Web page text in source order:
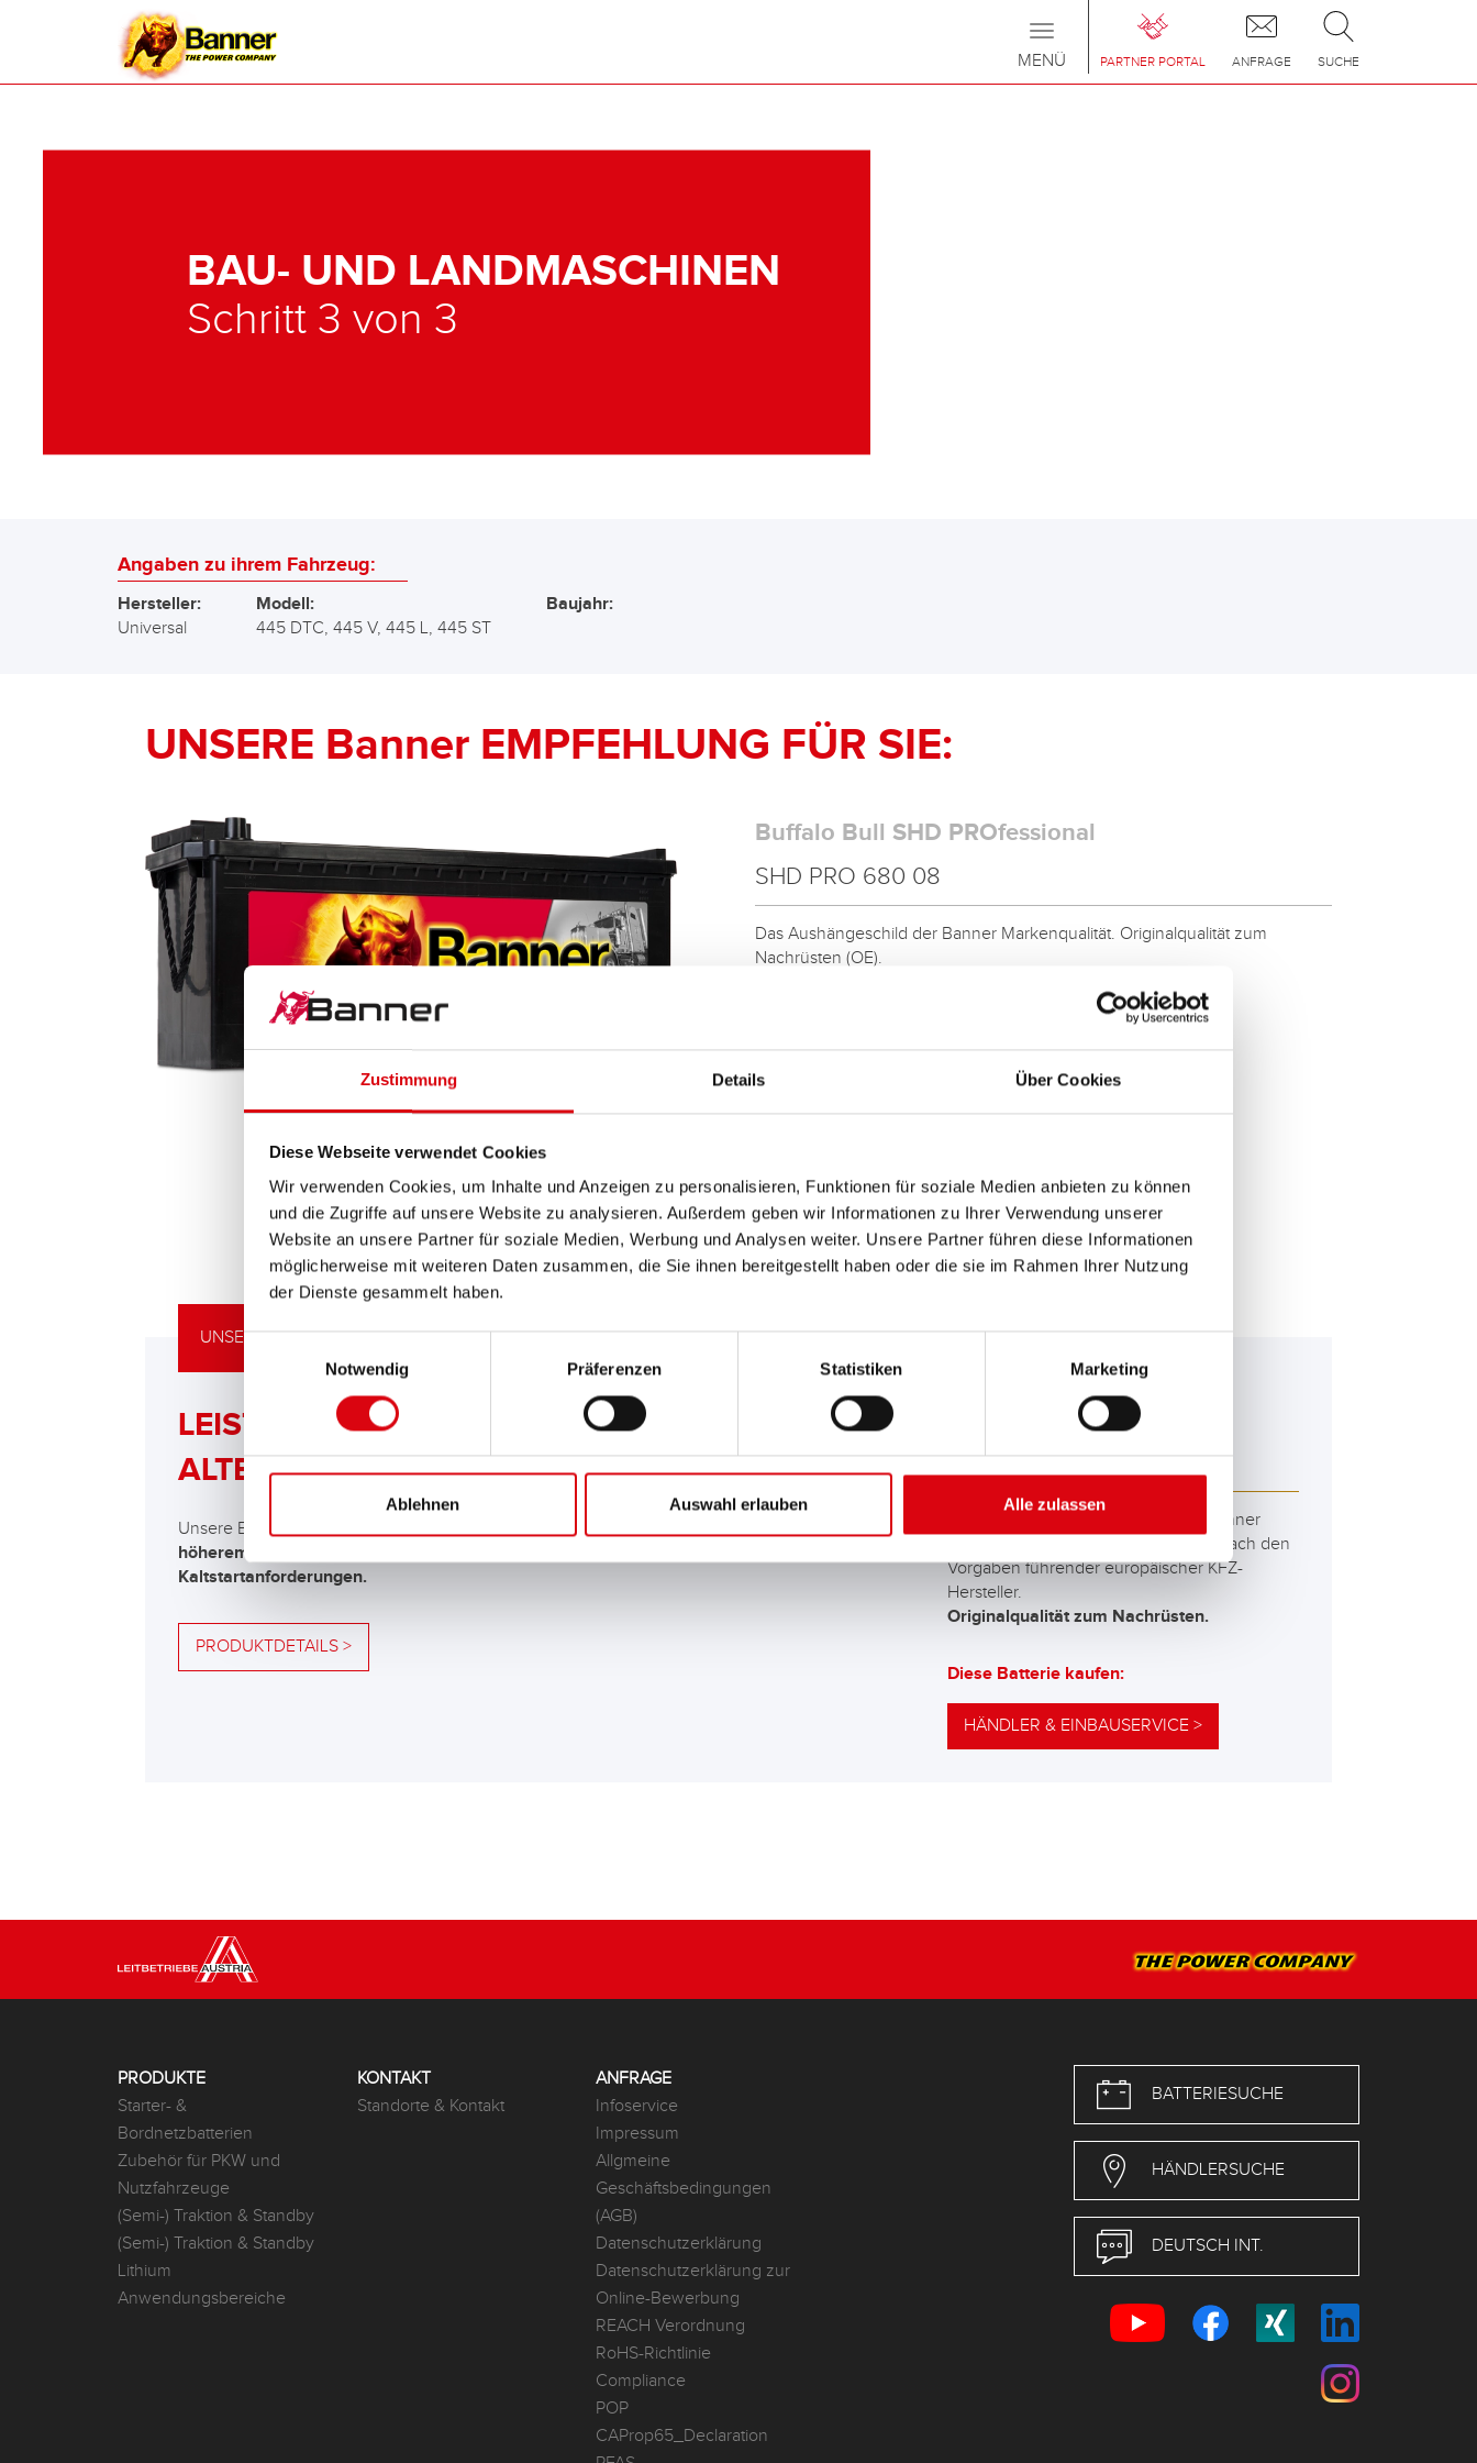
Zustimmung Details Über Cookies
Diese Webseite verwendet Cookies
Wir verwenden Cookies, um Inhalte und Anzeigen zu personalisieren, Funktionen für soziale Medien anbieten zu können
und die Zugriffe auf unsere Website zu analysieren. Außerdem geben wir Informationen zu Ihrer Verwendung unserer
Website an unsere Partner für soziale Medien, Werbung und Analysen weiter. Unsere Partner führen diese Informationen
möglicherweise mit weiteren Daten zusammen, die Sie ihnen bereitgestellt haben oder die sie im Rahmen Ihrer Nutzung
der Dienste gesammelt haben.
Notwendig
Präferenzen Statistiken Marketing
Ablehnen Auswahl erlauben Alle zulassen
PARTNER PORTAL ANFRAGE SUCHE
Toggle
navigation
MENÜ
BAU- UND LANDMASCHINEN
Schritt 3 von 3
Angaben zu ihrem Fahrzeug:
Hersteller:
Universal
Modell:
445 DTC, 445 V, 445 L, 445 ST
Baujahr:
UNSERE Banner EMPFEHLUNG FÜR SIE:
Buffalo Bull SHD PROfessional
SHD PRO 680 08
Das Aushängeschild der Banner Markenqualität. Originalqualität zum
Nachrüsten (OE).
LEISTUNGSSTARKE
ALTERNATIVE
Unsere Empfehlung für Fahrzeuge mit
höherem Energiebedarf bzw. höheren
Kaltstartanforderungen.
PRODUKTDETAILS >
Buffalo Bull EFB
EFB 690 17
Die besten und leistungsfähigsten Banner
Batterien. Leistungsgesteigert exakt nach den
Vorgaben führender europäischer KFZ-
Hersteller.
Originalqualität zum Nachrüsten.
Diese Batterie kaufen:
HÄNDLER & EINBAUSERVICE >
UNSERE UPGRADING EMPFEHLUNG
PRODUKTE
Starter- &
Bordnetzbatterien
Zubehör für PKW und
Nutzfahrzeuge
(Semi-) Traktion & Standby
(Semi-) Traktion & Standby
Lithium
Anwendungsbereiche
KONTAKT
Standorte & Kontakt
ANFRAGE
Infoservice
Impressum
Allgmeine
Geschäftsbedingungen
(AGB)
Datenschutzerklärung
Datenschutzerklärung zur
Online-Bewerbung
REACH Verordnung
RoHS-Richtlinie
Compliance
POP
CAProp65_Declaration
BATTERIESUCHE
HÄNDLERSUCHE
DEUTSCH INT.